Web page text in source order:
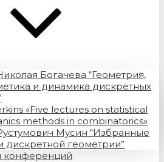
Богачева “Геометрия,
и динамика дискретных
«Five lectures on statistical
methods in combinatorics»
Мусин “Избранные
дискретной геометрии”
конференций